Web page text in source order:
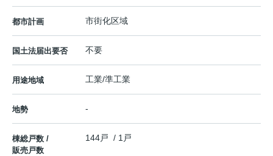
都市計画 市街化区域
国土法届出要否 不要
用途地域 工業/準工業
地勢 -
棟総戸数 /
販売戸数
144戸 / 1戸